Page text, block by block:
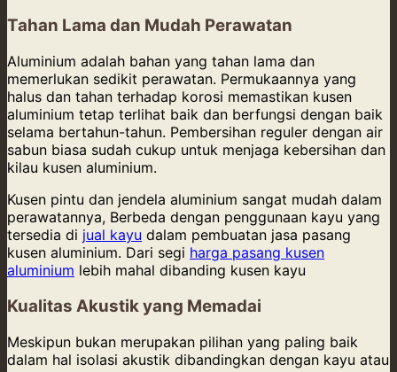
Tahan Lama dan Mudah Perawatan
Aluminium adalah bahan yang tahan lama dan
memerlukan sedikit perawatan. Permukaannya yang
halus dan tahan terhadap korosi memastikan kusen
aluminium tetap terlihat baik dan berfungsi dengan baik
selama bertahun-tahun. Pembersihan reguler dengan air
sabun biasa sudah cukup untuk menjaga kebersihan dan
kilau kusen aluminium.
Kusen pintu dan jendela aluminium sangat mudah dalam
perawatannya, Berbeda dengan penggunaan kayu yang
tersedia di jual kayu dalam pembuatan jasa pasang
kusen aluminium. Dari segi harga pasang kusen
aluminium lebih mahal dibanding kusen kayu
Kualitas Akustik yang Memadai
Meskipun bukan merupakan pilihan yang paling baik
dalam hal isolasi akustik dibandingkan dengan kayu atau